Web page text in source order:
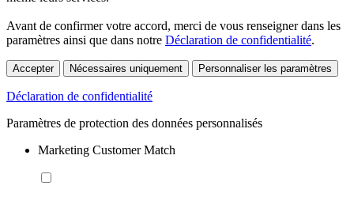
Avant de confirmer votre accord, merci de vous renseigner dans les
paramètres ainsi que dans notre Déclaration de confidentialité.
Accepter Nécessaires uniquement Personnaliser les paramètres
Déclaration de confidentialité
Paramètres de protection des données personnalisés
Marketing Customer Match